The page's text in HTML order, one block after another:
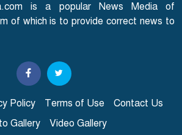
গোপালগঞ্জে ১৫ আগস্ট পর্যন্ত
৩৬ টাকায় সিম দিচ্ছে টেলিটক
জুলাই আন্দোলনে হতাহত হওয়া
is a popular News Media of
of which is to provide correct news to
Policy Terms of Use
Contact Us
Gallery
Video Gallery